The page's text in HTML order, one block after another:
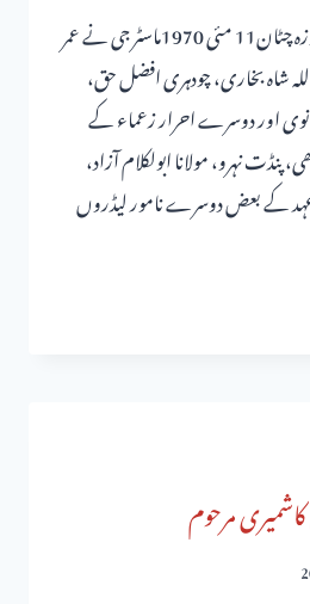
آغا شورش کاشمیریہفت روزہ چٹان11 مئی 1970ماسٹر جی نے عمر
شاہ بخاری، چودہری افضل حق،
اور دوسرے احرار زعماء کے
پنڈت نہرو، مولانا ابولکلام آزاد،
کے بعض دوسرے نامور لیڈروں
مرحوم